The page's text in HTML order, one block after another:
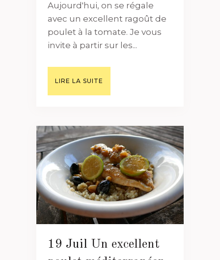
Aujourd'hui, on se régale
avec un excellent ragoût de
poulet à la tomate. Je vous
invite à partir sur les...
LIRE LA SUITE
19 Juil Un excellent